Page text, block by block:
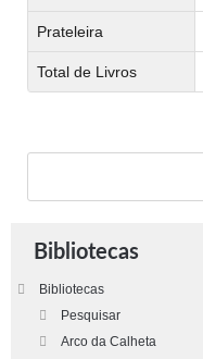
Prateleira
Total de Livros
Bibliotecas
Bibliotecas
Pesquisar
Arco da Calheta